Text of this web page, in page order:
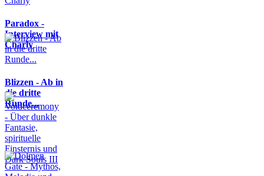
Paradox -
Interview mit
Charly
Blizzen - Ab in
die dritte
Runde...